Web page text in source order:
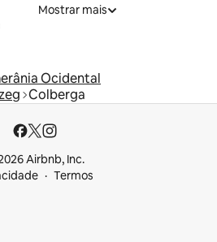
Mostrar mais
Ocidental
Colberga
Airbnb, Inc.
Termos